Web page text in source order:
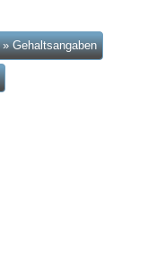
» Gehaltsangaben